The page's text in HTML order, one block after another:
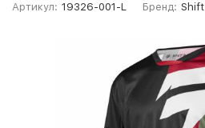
Артикул: 19326-001-L Бренд: Shift